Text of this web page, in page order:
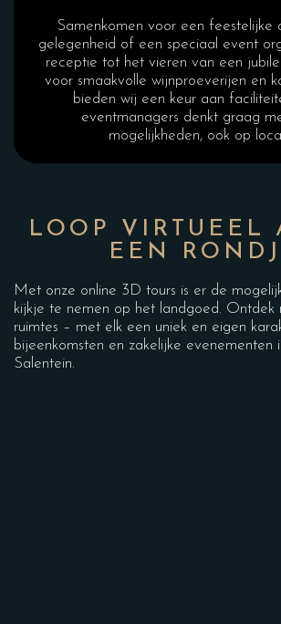
Samenkomen voor een feestelijke
gelegenheid of een speciaal event
receptie tot het vieren van een
voor smaakvolle wijnproeverijen en
bieden wij een keur aan
eventmanagers denkt graag
mogelijkheden, ook op
LOOP VIRTUEEL
EEN
Met onze online 3D tours is er de
kijkje te nemen op het landgoed. Ontdek
ruimtes – met elk een uniek en eigen
bijeenkomsten en zakelijke evenementen
Salentein.